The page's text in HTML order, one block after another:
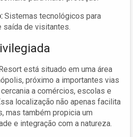
Sistemas tecnológicos para
saída de visitantes.
está situado em uma área
próximo a importantes vias
a comércios, escolas e
localização não apenas facilita
mas também propicia um
e integração com a natureza.